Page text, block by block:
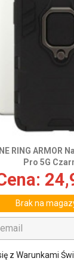
RING ARMOR
Pro 5G
Brak na
z Warunkami